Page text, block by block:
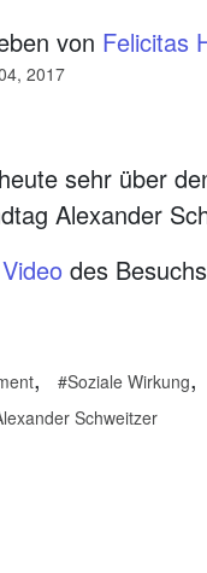
von Felicitas
2017
sehr über
Alexander
des
, Soziale Wirkung,
Schweitzer